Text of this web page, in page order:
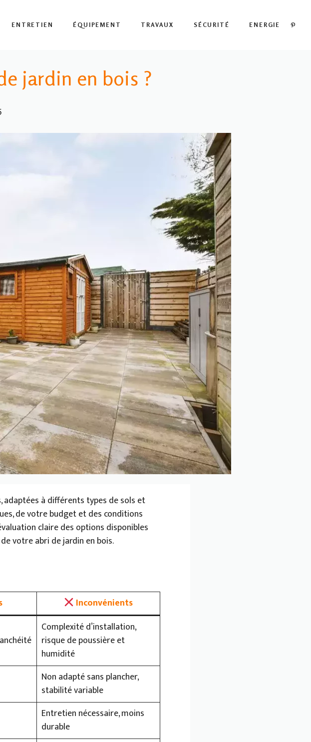
ENTRETIEN ÉQUIPEMENT TRAVAUX SÉCURITÉ ENERGIE
jardin en bois ?
à différents types de sols et
de votre budget et des conditions
claire des options disponibles
votre abri de jardin en bois.
Inconvénients
Complexité d’installation,
risque de poussière et
humidité
Non adapté sans plancher,
stabilité variable
Entretien nécessaire, moins
durable